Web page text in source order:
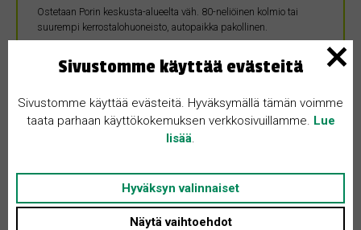
Ostetaan Porin keskusta-alueelta väh. 80-neliöinen kolmio tai
suurempi kerrostalohuoneisto, autopaikka pakollinen.
Sivustomme käyttää evästeitä
Sivustomme käyttää evästeitä. Hyväksymällä tämän voimme
taata parhaan käyttökokemuksen verkkosivuillamme. Lue
lisää
Hyväksyn valinnaiset
Näytä vaihtoehdot